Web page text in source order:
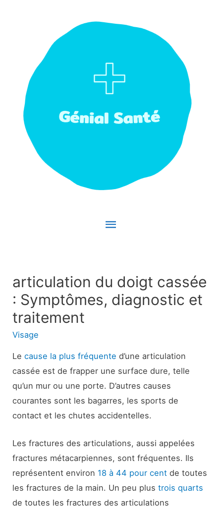
Menu
articulation du doigt cassée
: Symptômes, diagnostic et
traitement
Visage
Lecause la plus fréquente d’une articulation
cassée est de frapper une surface dure, telle
qu’un mur ou une porte. D’autres causes
courantes sont les bagarres, les sports de
contact et les chutes accidentelles.
Les fractures des articulations, aussi appelées
fractures métacarpiennes, sont fréquentes. Ils
représentent environ 18 à 44 pour cent de toutes
les fractures de la main. Un peu plustrois quarts
de toutes les fractures des articulations